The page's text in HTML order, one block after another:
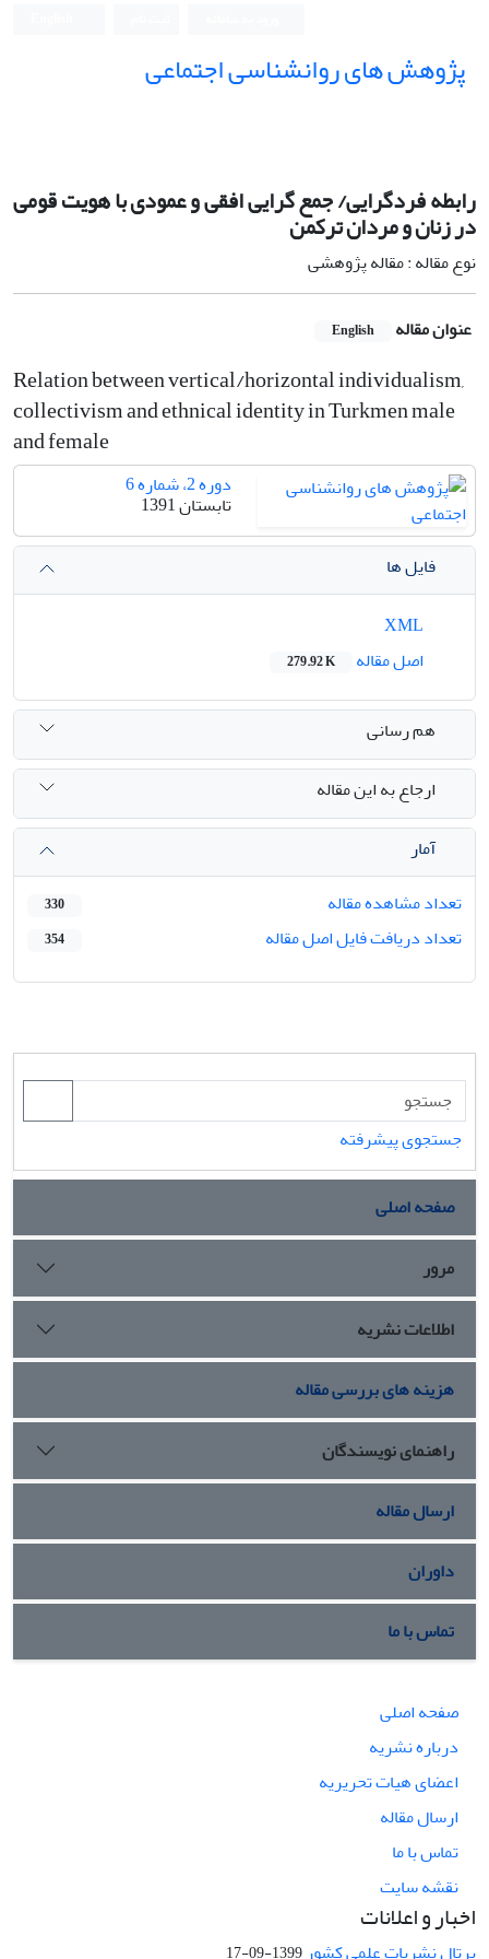
پژوهش های روانشناسی اجتماعی
رابطه فردگرایی/ جمع گرایی افقی و عمودی با هویت قومی
در زنان و مردان ترکمن
نوع مقاله : مقاله پژوهشی
عنوان مقاله English
Relation between vertical/horizontal individualism,
collectivism and ethnical identity in Turkmen male
and female
دوره 2، شماره 6
تابستان 1391
فایل ها
اصل مقاله
279.92 K
هم رسانی
ارجاع به این مقاله
آمار
تعداد مشاهده مقاله
330
تعداد دریافت فایل اصل مقاله 354
جستجوی پیشرفته
صفحه اصلی
مرور
اطلاعات نشریه
هزینه های بررسی مقاله
راهنمای نویسندگان
ارسال مقاله
داوران
تماس با ما
صفحه اصلی
درباره نشریه
اعضای هیات تحریریه
ارسال مقاله
تماس با ما
نقشه سایت
اخبار و اعلانات